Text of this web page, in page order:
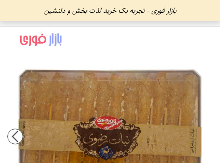
بازار فوری - تجربه یک خرید لذت بخش و دلنشین